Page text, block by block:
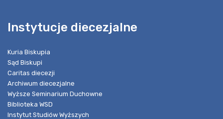
Instytucje diecezjalne
Kuria Biskupia
Sąd Biskupi
Caritas diecezji
Archiwum diecezjalne
Wyższe Seminarium Duchowne
Biblioteka WSD
Instytut Studiów Wyższych